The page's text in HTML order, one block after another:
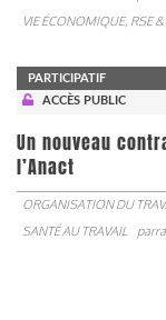
VIE ÉCONOMIQUE, RSE
PARTICIPATIF
ACCÈS PUBLIC
Un nouveau
l’Anact
ORGANISATION DU
SANTÉ AU TRAVAIL